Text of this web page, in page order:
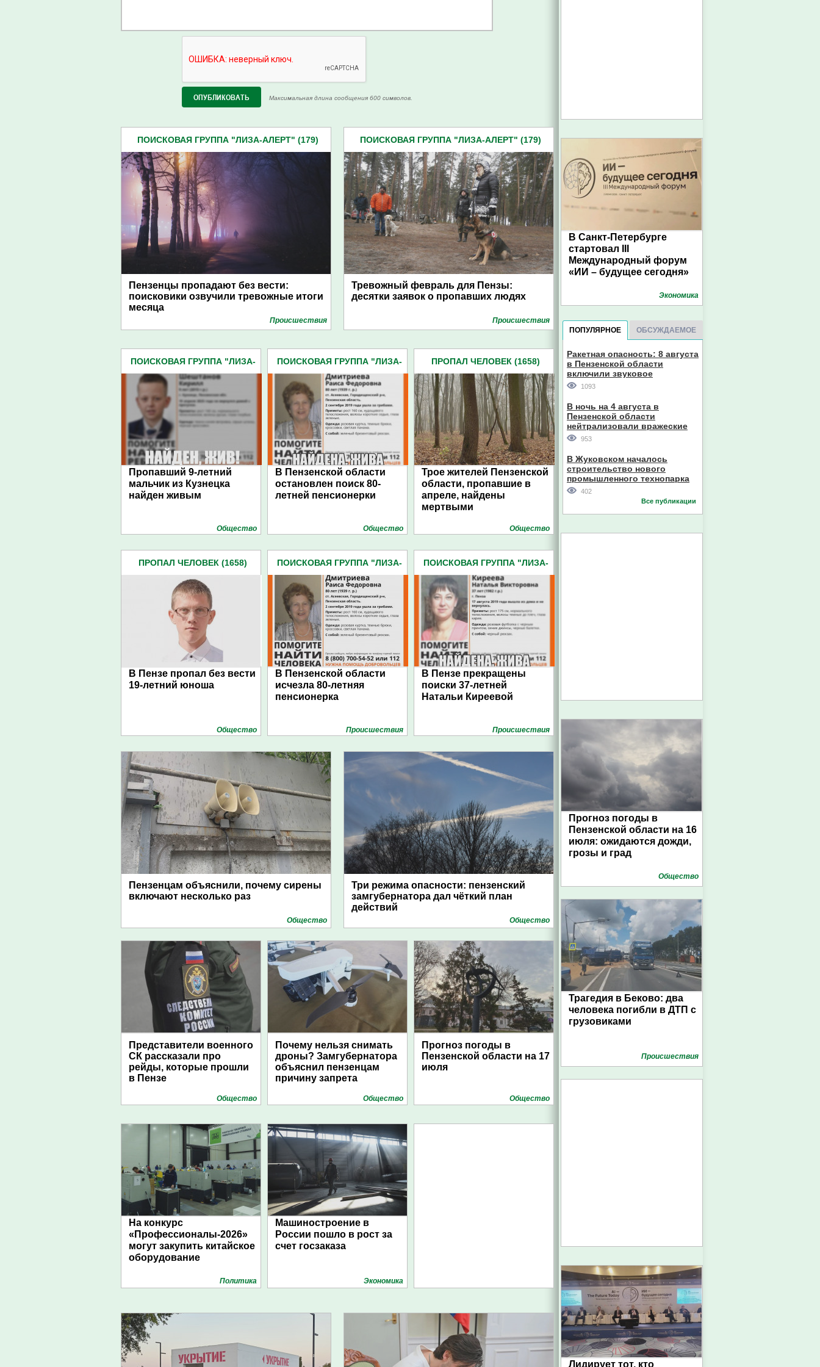
Максимальная длина сообщения 600 символов.
ПОИСКОВАЯ ГРУППА "ЛИЗА-АЛЕРТ" (179)
Пензенцы пропадают без вести:
поисковики озвучили тревожные итоги
месяца
Проиcшествия
ПОИСКОВАЯ ГРУППА "ЛИЗА-АЛЕРТ" (179)
Тревожный февраль для Пензы:
десятки заявок о пропавших людях
Проиcшествия
ПОИСКОВАЯ ГРУППА "ЛИЗА-
Пропавший 9-летний
мальчик из Кузнецка
найден живым
Общество
ПОИСКОВАЯ ГРУППА "ЛИЗА-
В Пензенской области
остановлен поиск 80-
летней пенсионерки
Общество
ПРОПАЛ ЧЕЛОВЕК (1658)
Трое жителей Пензенской
области, пропавшие в
апреле, найдены
мертвыми
Общество
ПРОПАЛ ЧЕЛОВЕК (1658)
В Пензе пропал без вести
19-летний юноша
Общество
ПОИСКОВАЯ ГРУППА "ЛИЗА-
В Пензенской области
исчезла 80-летняя
пенсионерка
Проиcшествия
ПОИСКОВАЯ ГРУППА "ЛИЗА-
В Пензе прекращены
поиски 37-летней
Натальи Киреевой
Проиcшествия
Пензенцам объяснили, почему сирены
включают несколько раз
Общество
Три режима опасности: пензенский
замгубернатора дал чёткий план
действий
Общество
Представители военного
СК рассказали про
рейды, которые прошли
в Пензе
Общество
Почему нельзя снимать
дроны? Замгубернатора
объяснил пензенцам
причину запрета
Общество
Прогноз погоды в
Пензенской области на 17
июля
Общество
На конкурс
«Профессионалы-2026»
могут закупить китайское
оборудование
Политика
Машиностроение в
России пошло в рост за
счет госзаказа
Экономика
В Санкт-Петербурге
стартовал III
Международный форум
«ИИ – будущее сегодня»
Экономика
ПОПУЛЯРНОЕ ОБСУЖДАЕМОЕ
Ракетная опасность: 8 августа
в Пензенской области
включили звуковое
оповещение
1093
В ночь на 4 августа в
Пензенской области
нейтрализовали вражеские
дроны
953
В Жуковском началось
строительство нового
промышленного технопарка
402
Все публикации
Прогноз погоды в
Пензенской области на 16
июля: ожидаются дожди,
грозы и град
Общество
Трагедия в Беково: два
человека погибли в ДТП с
грузовиками
Проиcшествия
Лидирует тот, кто